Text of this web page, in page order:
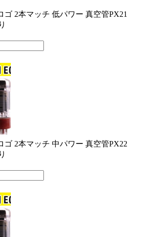
ゴ 2本マッチ 低パワー 真空管PX21
ゴ 2本マッチ 中パワー 真空管PX22